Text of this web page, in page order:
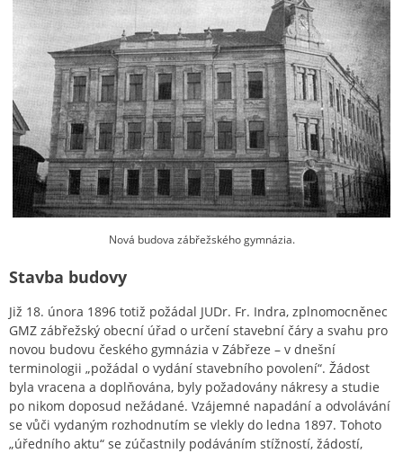
Nová budova zábřežského gymnázia.
Stavba budovy
Již 18. února 1896 totiž požádal JUDr. Fr. Indra, zplnomocněnec
GMZ zábřežský obecní úřad o určení stavební čáry a svahu pro
novou budovu českého gymnázia v Zábřeze – v dnešní
terminologii „požádal o vydání stavebního povolení“. Žádost
byla vracena a doplňována, byly požadovány nákresy a studie
po nikom doposud nežádané. Vzájemné napadání a odvolávání
se vůči vydaným rozhodnutím se vlekly do ledna 1897. Tohoto
„úředního aktu“ se zúčastnily podáváním stížností, žádostí,